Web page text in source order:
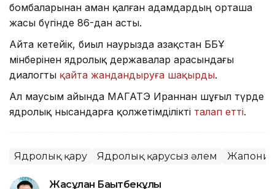
бомбаларынан аман қалған адамдардың орташа
жасы бүгінде 86-дан асты.
Айта кетейік, биыл наурызда Қазақстан ББҰ
мінберінен ядролық державалар арасындағы
диалогты қайта жандандыруға шақырды.
Ал маусым айында МАГАТЭ Ираннан шұғыл түрде
ядролық нысандарға қолжетімділікті талап етті.
Ядролық қару Ядролық қарусыз әлем
Жасұлан Бақытбекұлы